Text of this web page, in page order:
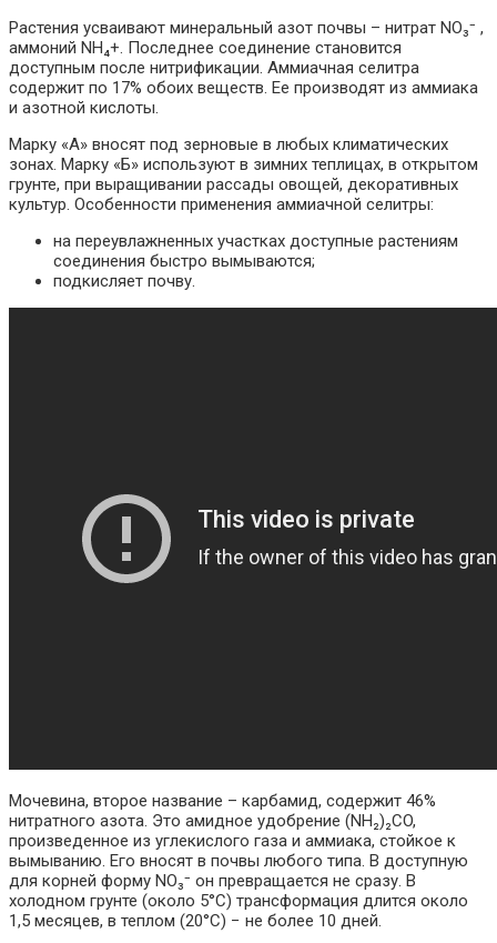
Растения усваивают минеральный азот почвы – нитрат NO₃⁻ ,
аммоний NH₄+. Последнее соединение становится
доступным после нитрификации. Аммиачная селитра
содержит по 17% обоих веществ. Ее производят из аммиака
и азотной кислоты.
Марку «A» вносят под зерновые в любых климатических
зонах. Марку «Б» используют в зимних теплицах, в открытом
грунте, при выращивании рассады овощей, декоративных
культур. Особенности применения аммиачной селитры:
на переувлажненных участках доступные растениям
соединения быстро вымываются;
подкисляет почву.
Мочевина, второе название – карбамид, содержит 46%
нитратного азота. Это амидное удобрение (NH₂)₂CO,
произведенное из углекислого газа и аммиака, стойкое к
вымыванию. Его вносят в почвы любого типа. В доступную
для корней форму NO₃⁻ он превращается не сразу. В
холодном грунте (около 5°C) трансформация длится около
1,5 месяцев, в теплом (20°C) − не более 10 дней.